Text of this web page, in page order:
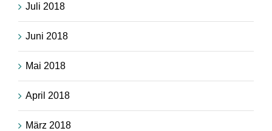
Juli 2018
Juni 2018
Mai 2018
April 2018
März 2018